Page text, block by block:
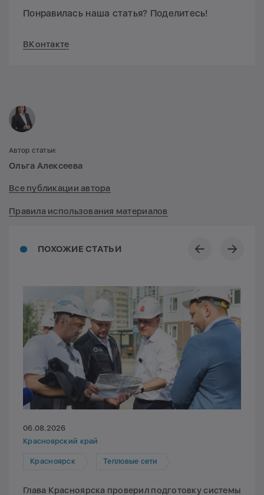
Понравилась наша статья? Поделитесь!
ВКонтакте
ПОХОЖИЕ СТАТЬИ
06.08.2026
Красноярский край
Красноярск Тепловые сети
Глава Красноярска проверил подготовку системы
Автор статьи:
Ольга Алексеева
Все публикации автора
Правила использования материалов